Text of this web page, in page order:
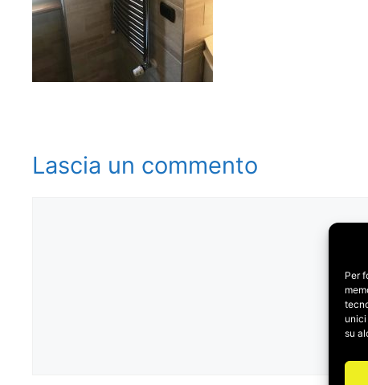
Per
su
Lascia un commento